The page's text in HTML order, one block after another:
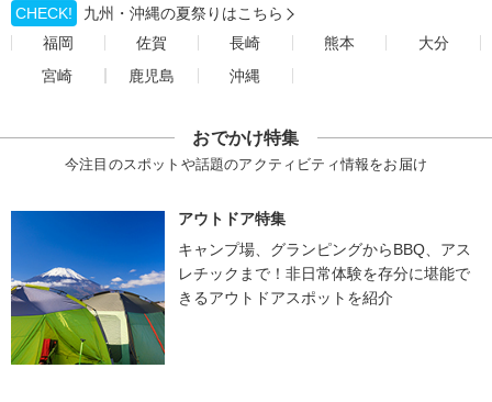
CHECK!
九州・沖縄の夏祭りはこちら
福岡
佐賀 長崎 熊本
大分
宮崎
鹿児島 沖縄
おでかけ特集
今注目のスポットや話題のアクティビティ情報をお届け
アウトドア特集
キャンプ場、グランピングからBBQ、アス
レチックまで！非日常体験を存分に堪能で
きるアウトドアスポットを紹介